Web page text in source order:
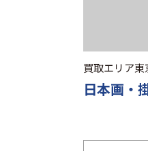
買取エリア東
日本画・